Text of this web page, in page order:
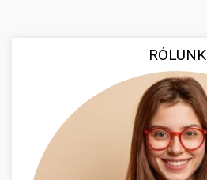
RÓLUNK